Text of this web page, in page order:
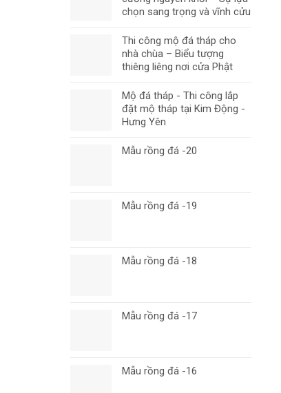
chọn sang trọng và vĩnh cửu
Thi công mộ đá tháp cho
nhà chùa – Biểu tượng
thiêng liêng nơi cửa Phật
Mộ đá tháp - Thi công lắp
đặt mộ tháp tại Kim Động -
Hưng Yên
Mẫu rồng đá -20
Mẫu rồng đá -19
Mẫu rồng đá -18
Mẫu rồng đá -17
Mẫu rồng đá -16